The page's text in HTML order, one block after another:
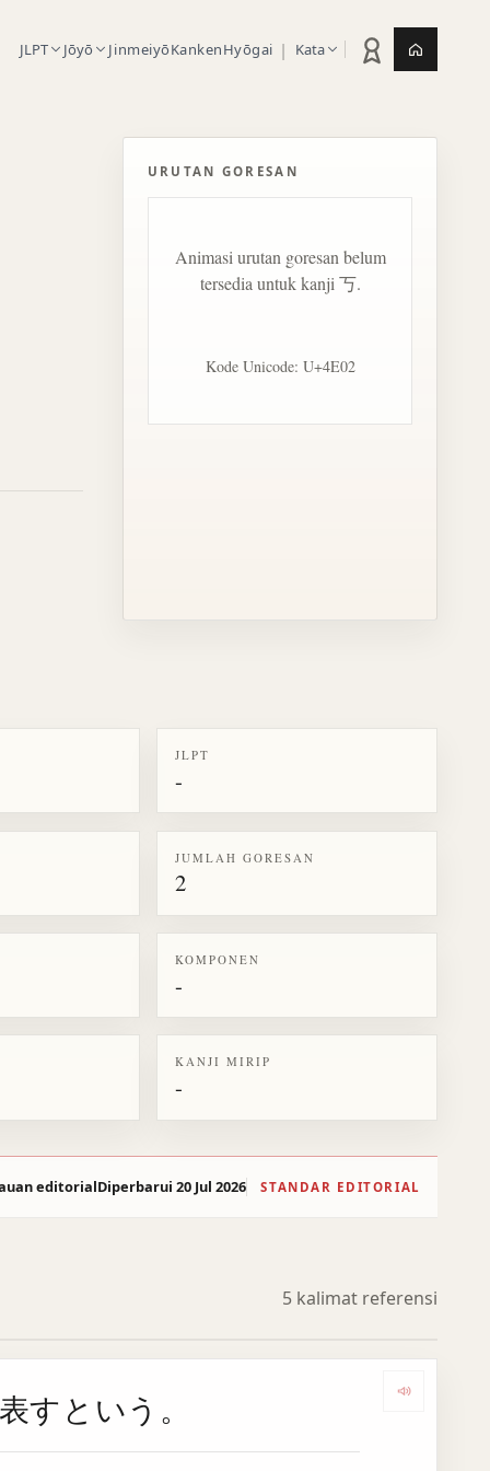
JLPT Jōyō JinmeiyōKankenHyōgai | Kata Statistik latihan
URUTAN GORESAN
Animasi urutan goresan belum
tersedia untuk kanji 丂.
Kode Unicode: U+4E02
kanji 丂
JLPT
-
JUMLAH GORESAN
2
KOMPONEN
-
KANJI MIRIP
-
editorialDiperbarui 20 Jul 2026 STANDAR EDITORIAL
5 kalimat referensi
すという。